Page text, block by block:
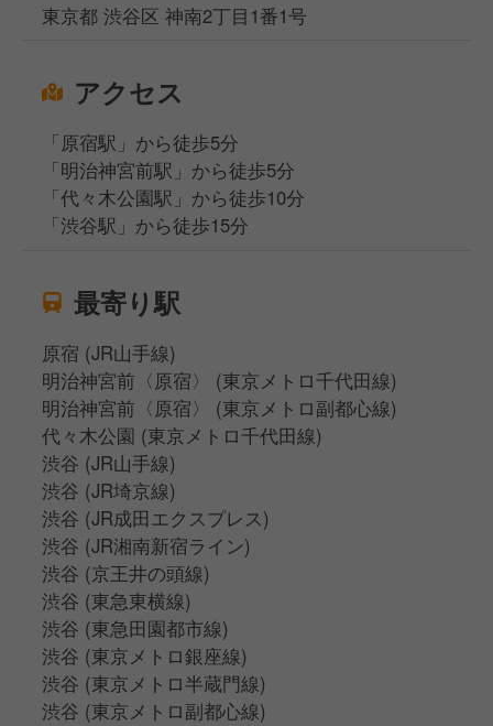
東京都 渋谷区 神南2丁目1番1号
アクセス
「原宿駅」から徒歩5分
「明治神宮前駅」から徒歩5分
「代々木公園駅」から徒歩10分
「渋谷駅」から徒歩15分
最寄り駅
原宿 (JR山手線)
明治神宮前〈原宿〉 (東京メトロ千代田線)
明治神宮前〈原宿〉 (東京メトロ副都心線)
代々木公園 (東京メトロ千代田線)
渋谷 (JR山手線)
渋谷 (JR埼京線)
渋谷 (JR成田エクスプレス)
渋谷 (JR湘南新宿ライン)
渋谷 (京王井の頭線)
渋谷 (東急東横線)
渋谷 (東急田園都市線)
渋谷 (東京メトロ銀座線)
渋谷 (東京メトロ半蔵門線)
渋谷 (東京メトロ副都心線)